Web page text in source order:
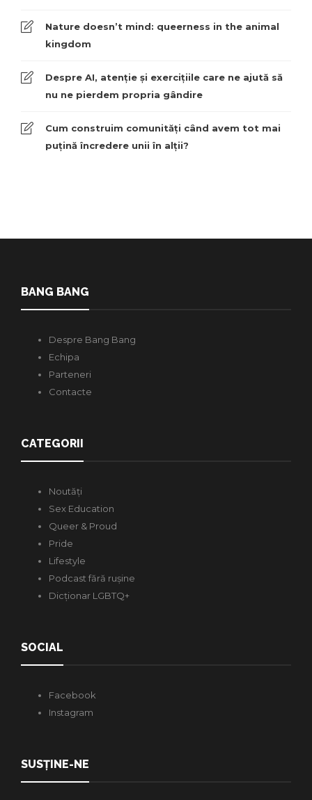
Nature doesn’t mind: queerness in the animal
kingdom
Despre AI, atenție și exercițiile care ne ajută să
nu ne pierdem propria gândire
Cum construim comunități când avem tot mai
puțină încredere unii în alții?
BANG BANG
Despre Bang Bang
Echipa
Parteneri
Contacte
CATEGORII
Noutăți
Sex Education
Queer & Proud
Pride
Lifestyle
Podcast fără rușine
Dicționar LGBTQ+
SOCIAL
Facebook
Instagram
SUSȚINE-NE